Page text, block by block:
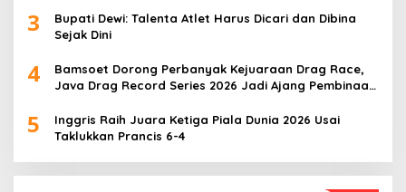
3
Bupati Dewi: Talenta Atlet Harus Dicari dan Dibina
Sejak Dini
4
Bamsoet Dorong Perbanyak Kejuaraan Drag Race,
Java Drag Record Series 2026 Jadi Ajang Pembinaan
5
Inggris Raih Juara Ketiga Piala Dunia 2026 Usai
Taklukkan Prancis 6-4